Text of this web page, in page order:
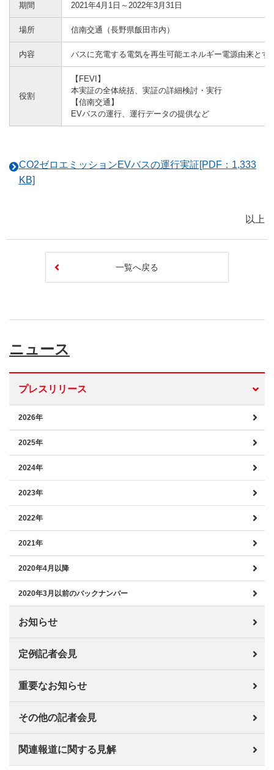
期間 2021年4月1日～2022年3月31日
場所 信南交通（長野県飯田市内）
内容 バスに充電する電気を再生可能エネルギー電源由来とす
役割
【FEVI】
本実証の全体統括、実証の詳細検討・実行
【信南交通】
EVバスの運行、運行データの提供など
CO2ゼロエミッションEVバスの運行実証[PDF：1,333
KB]
以上
一覧へ戻る
ニュース
プレスリリース
2026年
2025年
2024年
2023年
2022年
2021年
2020年4月以降
2020年3月以前のバックナンバー
お知らせ
定例記者会見
重要なお知らせ
その他の記者会見
関連報道に関する見解